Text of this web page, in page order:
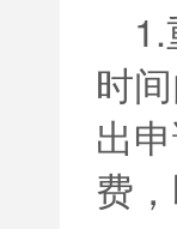
时
出
费